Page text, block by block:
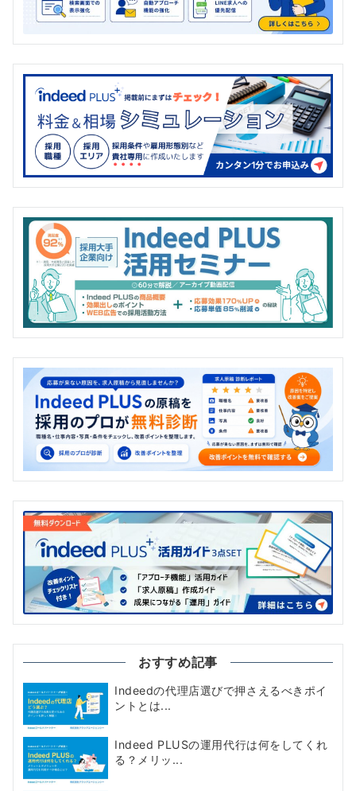
り
おすすめ記事
Indeedの代理店選びで押さえるべきポイ
ントとは...
Indeed PLUSの運用代行は何をしてくれ
る？メリッ...